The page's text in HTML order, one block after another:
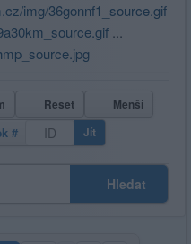
img/36gonnf1_source.gif
...
Reset
Menší
# Jít
Hledat